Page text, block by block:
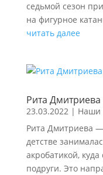
седьмой сезон
на фигурное
читать далее
Рита Дмитриева
23.03.2022| Наши
Рита Дмитриева
детстве
акробатикой,
подруги. Это